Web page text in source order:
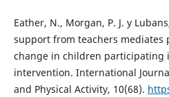
Eather, N., Morgan, P. J. y
support from teachers mediates
change in children participating
intervention. International
and Physical Activity, 10(68).